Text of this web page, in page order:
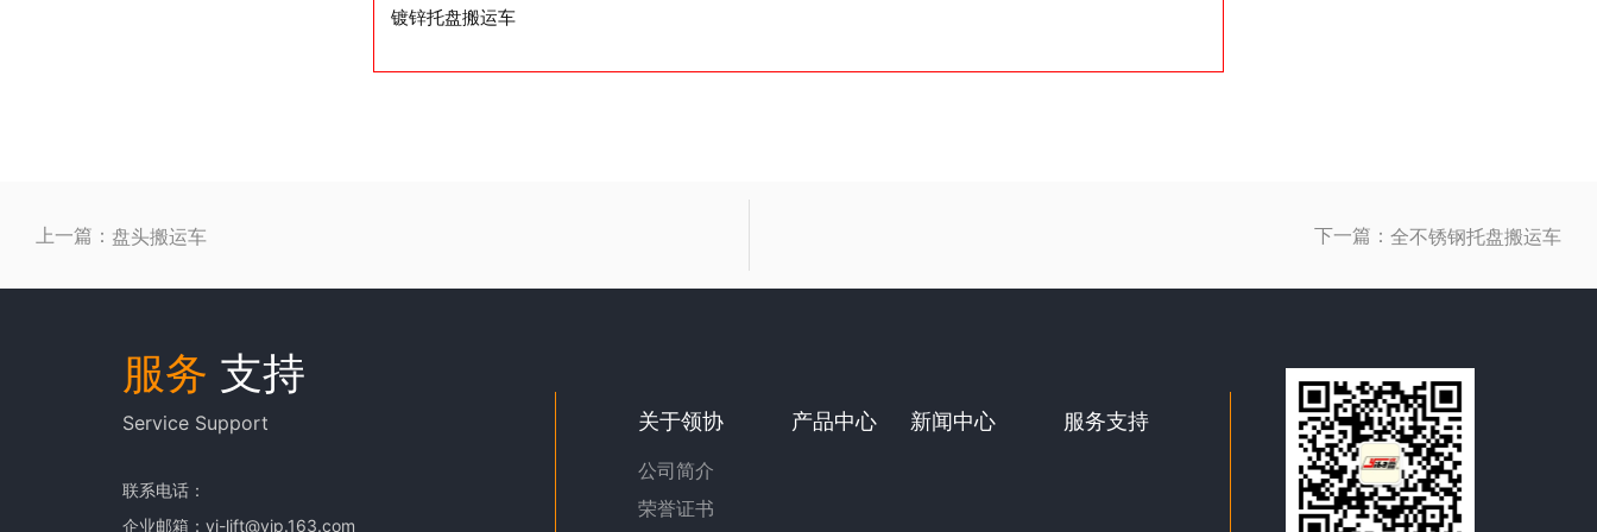
镀锌托盘搬运车
上一篇： 盘头搬运车 下一篇： 全不锈钢托盘搬运车
服务 支持
Service Support
联系电话：
企业邮箱：yi-lift@vip.163.com
关于领协
公司简介
荣誉证书
产品中心 新闻中心 服务支持